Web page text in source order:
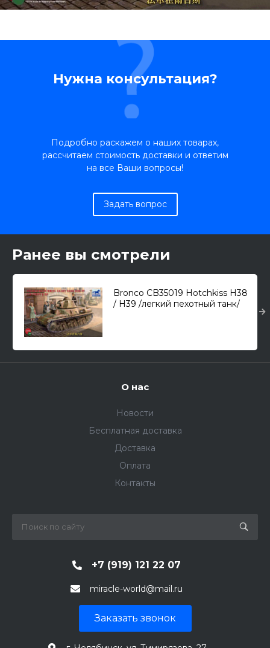
Нужна консультация?
Подробно раскажем о наших товарах,
рассчитаем стоимость доставки и ответим
на все Ваши вопросы!
Задать вопрос
Ранее вы смотрели
Bronco CB35019 Hotchkiss H38
/ H39 /легкий пехотный танк/
О нас
Новости
Бесплатная доставка
Доставка
Оплата
Контакты
+7 (919) 121 22 07
miracle-world@mail.ru
Заказать звонок